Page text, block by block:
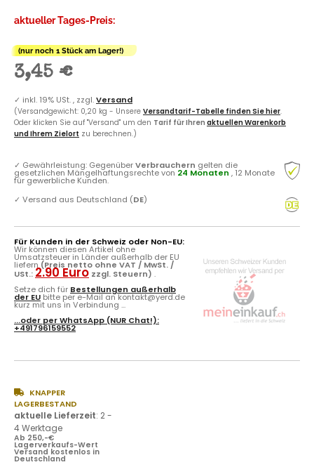
aktueller Tages-Preis:
(nur noch 1 Stück am Lager!)
3,45 €
✓ inkl. 19% USt. , zzgl.Versand
(Versandgewicht: 0,20 kg - Unsere Versandtarif-Tabelle finden Sie hier.
Oder klicken Sie auf "Versand" um den Tarif für Ihren aktuellen Warenkorb
und Ihrem Zielort zu berechnen.)
✓ Gewährleistung: GegenüberVerbrauchern gelten die
gesetzlichen Mängelhaftungsrechte von 24 Monaten , 12 Monate
für gewerbliche Kunden.
✓ Versand aus Deutschland (DE)
Für Kunden in der Schweiz oder Non-EU:
Wir können diesen Artikel ohne
Umsatzsteuer in Länder außerhalb der EU
liefern (Preis netto ohne VAT / MwSt. /
USt.: 2.90 Euro zzgl. Steuern) .
Setze dich für Bestellungen außerhalb
der EU bitte per e-Mail an kontakt@yerd.de
kurz mit uns in Verbindung ...
...oder perWhatsApp (NUR Chat!):
+491796159552
KNAPPER
LAGERBESTAND
aktuelle Lieferzeit: 2 -
4 Werktage
Ab 250,-€
Lagerverkaufs-Wert
Versand kostenlos in
Deutschland